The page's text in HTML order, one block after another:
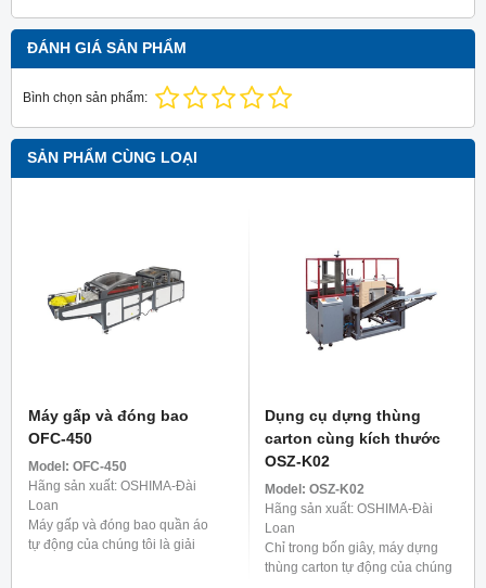
ĐÁNH GIÁ SẢN PHẨM
Bình chọn sản phẩm:
SẢN PHẨM CÙNG LOẠI
Máy gấp và đóng bao
OFC-450
Model: OFC-450
Hãng sản xuất: OSHIMA-Đài
Loan
Máy gấp và đóng bao quần áo
tự động của chúng tôi là giải
Dụng cụ dựng thùng
carton cùng kích thước
OSZ-K02
Model: OSZ-K02
Hãng sản xuất: OSHIMA-Đài
Loan
Chỉ trong bốn giây, máy dựng
thùng carton tự động của chúng